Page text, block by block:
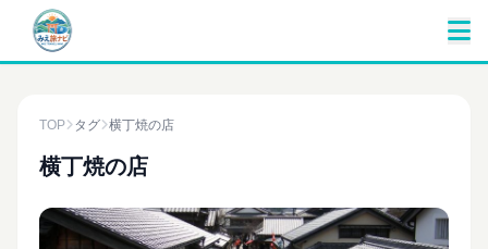
TOP タグ 横丁焼の店
横丁焼の店